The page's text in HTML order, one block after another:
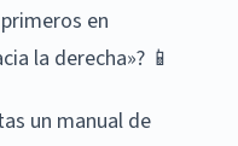
en
la derecha»? 📱
un manual de